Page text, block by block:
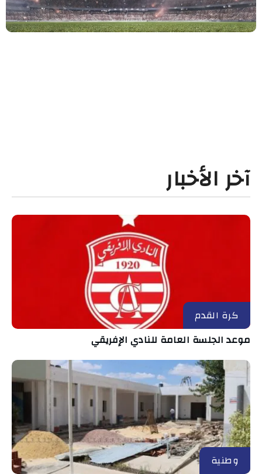
آخر الأخبار
كرة القدم
موعد الجلسة العامة للنادي الإفريقي
وطنية